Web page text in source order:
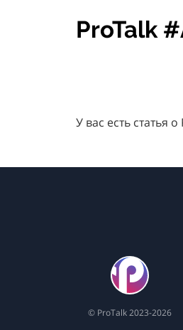
ProTalk
У вас есть статья
© ProTalk 2023-2026